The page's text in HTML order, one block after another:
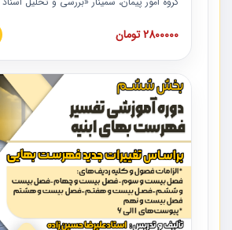
است که در دانشگاه صنعتی شریف ارائه شد.
نکات کلیدی مربوط به اسناد و مدارک پیمان،
پیمان به همراه تجربیات عملی در این
2800000 تومان